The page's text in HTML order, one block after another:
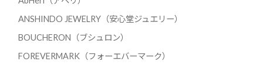
ANSHINDO JEWELRY（安心堂ジュエリー）
BOUCHERON（ブシュロン）
FOREVERMARK（フォーエバーマーク）